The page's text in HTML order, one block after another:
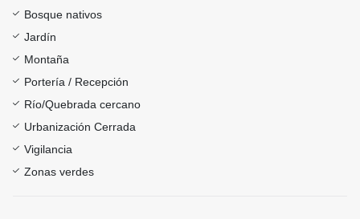
Bosque nativos
Jardín
Montaña
Portería / Recepción
Río/Quebrada cercano
Urbanización Cerrada
Vigilancia
Zonas verdes